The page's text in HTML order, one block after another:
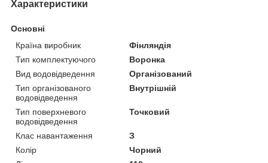
Характеристики
Основні
Країна виробник
Фінляндія
Тип комплектуючого
Воронка
Вид водовідведення
Організований
Тип організованого
водовідведення
Внутрішній
Тип поверхневого
водовідведення
Точковий
Клас навантаження
З
Колір
Чорний